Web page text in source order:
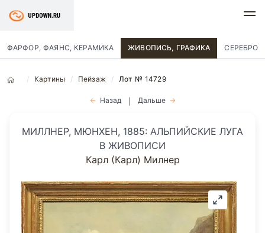
ФАРФОР, ФАЯНС, КЕРАМИКА ЖИВОПИСЬ, ГРАФИКА СЕРЕБРО
Картины Пейзаж Лот № 14729
Назад Дальше
МИЛЛНЕР, МЮНХЕН, 1885: АЛЬПИЙСКИЕ ЛУГА
В ЖИВОПИСИ
Карл (Карл) Милнер